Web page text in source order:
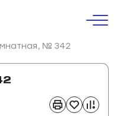
№ 342